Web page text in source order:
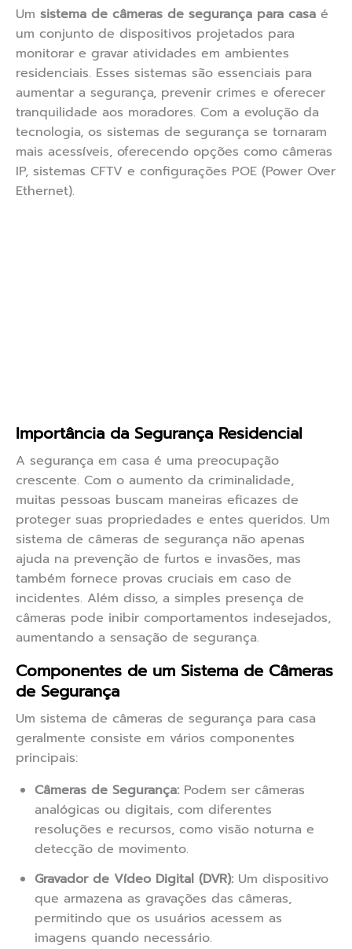
Um sistema de câmeras de segurança para casa é
um conjunto de dispositivos projetados para
monitorar e gravar atividades em ambientes
residenciais. Esses sistemas são essenciais para
aumentar a segurança, prevenir crimes e oferecer
tranquilidade aos moradores. Com a evolução da
tecnologia, os sistemas de segurança se tornaram
mais acessíveis, oferecendo opções como câmeras
IP, sistemas CFTV e configurações POE (Power Over
Ethernet).
Importância da Segurança Residencial
A segurança em casa é uma preocupação
crescente. Com o aumento da criminalidade,
muitas pessoas buscam maneiras eficazes de
proteger suas propriedades e entes queridos. Um
sistema de câmeras de segurança não apenas
ajuda na prevenção de furtos e invasões, mas
também fornece provas cruciais em caso de
incidentes. Além disso, a simples presença de
câmeras pode inibir comportamentos indesejados,
aumentando a sensação de segurança.
Componentes de um Sistema de Câmeras
de Segurança
Um sistema de câmeras de segurança para casa
geralmente consiste em vários componentes
principais:
Câmeras de Segurança: Podem ser câmeras
analógicas ou digitais, com diferentes
resoluções e recursos, como visão noturna e
detecção de movimento.
Gravador de Vídeo Digital (DVR): Um dispositivo
que armazena as gravações das câmeras,
permitindo que os usuários acessem as
imagens quando necessário.